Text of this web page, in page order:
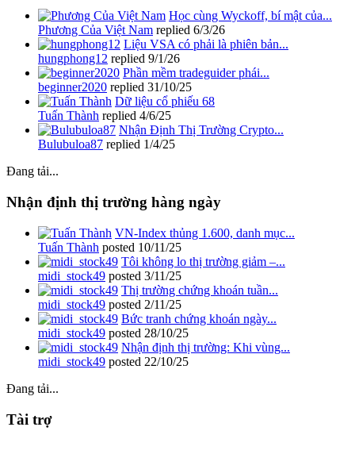
Học cùng Wyckoff, bí mật của...
Phương Của Việt Nam replied 6/3/26
Liệu VSA có phải là phiên bản...
hungphong12 replied 9/1/26
Phần mềm tradeguider phái...
beginner2020 replied 31/10/25
Dữ liệu cổ phiếu 68
Tuấn Thành replied 4/6/25
Nhận Định Thị Trường Crypto...
Bulubuloa87 replied 1/4/25
Đang tải...
Nhận định thị trường hàng ngày
VN-Index thủng 1.600, danh mục...
Tuấn Thành posted 10/11/25
Tôi không lo thị trường giảm –...
midi_stock49 posted 3/11/25
Thị trường chứng khoán tuần...
midi_stock49 posted 2/11/25
Bức tranh chứng khoán ngày...
midi_stock49 posted 28/10/25
Nhận định thị trường: Khi vùng...
midi_stock49 posted 22/10/25
Đang tải...
Tài trợ